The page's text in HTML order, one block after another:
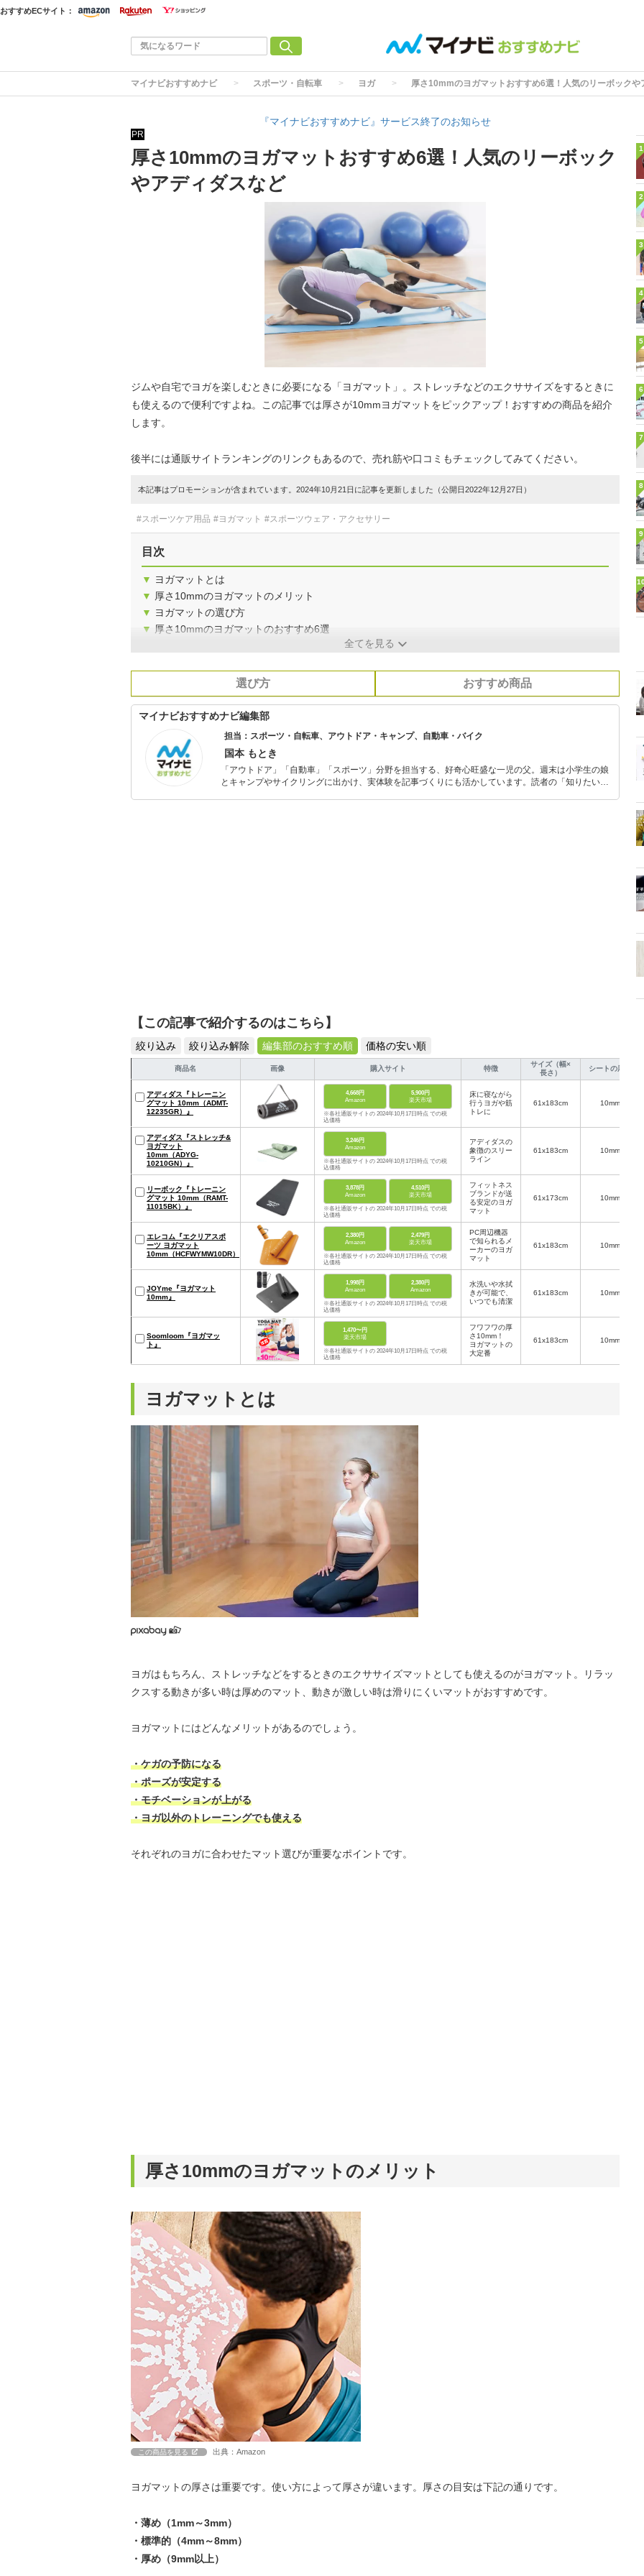
おすすめECサイト：
マイナビおすすめナビ スポーツ・自転車 ヨガ 厚さ10mmのヨガマットおすすめ6選！人気のリーボックや
『マイナビおすすめナビ』サービス終了のお知らせ
PR
厚さ10mmのヨガマットおすすめ6選！人気のリーボック
やアディダスなど
ジムや自宅でヨガを楽しむときに必要になる「ヨガマット」。ストレッチなどのエクササイズをするときに
も使えるので便利ですよね。この記事では厚さが10mmヨガマットをピックアップ！おすすめの商品を紹介
します。
後半には通販サイトランキングのリンクもあるので、売れ筋や口コミもチェックしてみてください。
本記事はプロモーションが含まれています。2024年10月21日に記事を更新しました（公開日2022年12月27日）
#スポーツケア用品 #ヨガマット #スポーツウェア・アクセサリー
目次
▼ ヨガマットとは
▼ 厚さ10mmのヨガマットのメリット
▼ ヨガマットの選び方
▼ 厚さ10mmのヨガマットのおすすめ6選
全てを見る
選び方 おすすめ商品
マイナビおすすめナビ編集部
担当：スポーツ・自転車、アウトドア・キャンプ、自動車・バイク
国本 もとき
「アウトドア」「自動車」「スポーツ」分野を担当する、好奇心旺盛な一児の父。週末は小学生の娘
とキャンプやサイクリングに出かけ、実体験を記事づくりにも活かしています。読者の「知りたい」
【この記事で紹介するのはこちら】
絞り込み 絞り込み解除 編集部のおすすめ順 価格の安い順
商品名 画像 購入サイト 特徴
サイズ（幅×
長さ）
シートの厚み
アディダス『トレーニン
グマット 10mm（ADMT-
12235GR）』
4,668円
Amazon
5,900円
楽天市場
※各社通販サイトの 2024年10月17日時点 での税
込価格
床に寝ながら
行うヨガや筋
トレに
61x183cm 10mm
アディダス『ストレッチ&
ヨガマット
10mm（‎‎ADYG-
10210GN）』
3,246円
Amazon
※各社通販サイトの 2024年10月17日時点 での税
込価格
アディダスの
象徴のスリー
ライン
61x183cm 10mm
リーボック『トレーニン
グマット 10mm（‎RAMT-
11015BK）』
3,878円
Amazon
4,510円
楽天市場
※各社通販サイトの 2024年10月17日時点 での税
込価格
フィットネス
ブランドが送
る安定のヨガ
マット
61x173cm 10mm
エレコム『エクリアスポ
ーツ ヨガマット
10mm（HCFWYMW10DR）』
2,380円
Amazon
2,479円
楽天市場
※各社通販サイトの 2024年10月17日時点 での税
込価格
PC周辺機器
で知られるメ
ーカーのヨガ
マット
61x183cm 10mm
JOYme『ヨガマット
10mm』
1,998円
Amazon
2,380円
Amazon
※各社通販サイトの 2024年10月17日時点 での税
込価格
水洗いや水拭
きが可能で、
いつでも清潔
61x183cm 10mm
Soomloom『ヨガマッ
ト』
1,470〜円
楽天市場
※各社通販サイトの 2024年10月17日時点 での税
込価格
フワフワの厚
さ10mm！
ヨガマットの
大定番
61x183cm 10mm
ヨガマットとは
ヨガはもちろん、ストレッチなどをするときのエクササイズマットとしても使えるのがヨガマット。リラッ
クスする動きが多い時は厚めのマット、動きが激しい時は滑りにくいマットがおすすめです。
ヨガマットにはどんなメリットがあるのでしょう。
・ケガの予防になる
・ポーズが安定する
・モチベーションが上がる
・ヨガ以外のトレーニングでも使える
それぞれのヨガに合わせたマット選びが重要なポイントです。
厚さ10mmのヨガマットのメリット
この商品を見る 出典：Amazon
ヨガマットの厚さは重要です。使い方によって厚さが違います。厚さの目安は下記の通りです。
・薄め（1mm～3mm）
・標準的（4mm～8mm）
・厚め（9mm以上）
1
2
3
4
5
6
7
8
9